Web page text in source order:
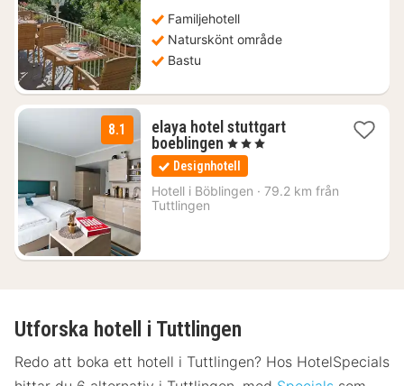
Familjehotell
Naturskönt område
Bastu
8.1
elaya hotel stuttgart
boeblingen 1
natt
från
614
, 3 Stjärnor
Designhotell
Hotell i Böblingen · 79.2 km från
Tuttlingen
Utforska hotell i Tuttlingen
Redo att boka ett hotell i Tuttlingen? Hos HotelSpecials